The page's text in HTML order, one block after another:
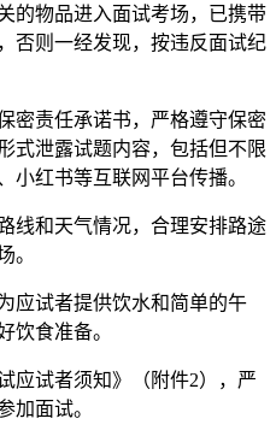
的物品进入面试考场，已携带
否则一经发现，按违反面试纪
密责任承诺书，严格遵守保密
式泄露试题内容，包括但不限
小红书等互联网平台传播。
线和天气情况，合理安排路途
。
应试者提供饮水和简单的午
饮食准备。
应试者须知》（附件2），严
加面试。